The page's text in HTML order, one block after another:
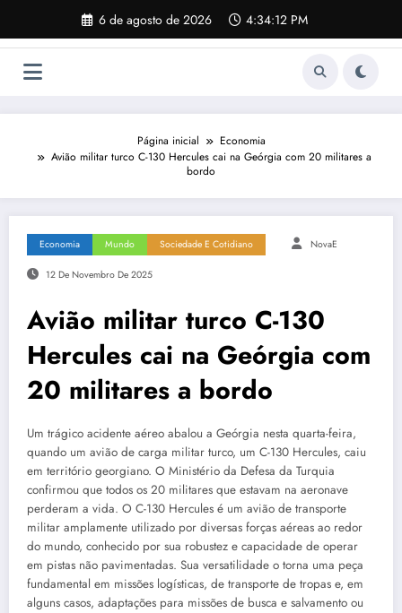
o
6 de agosto de 2026 4:34:13 PM
Página inicial
Economia
Avião militar turco C-130 Hercules cai na Geórgia com 20 militares a
bordo
Economia Mundo Sociedade E Cotidiano NovaE
12 De Novembro De 2025
Avião militar turco C-130
Hercules cai na Geórgia com
20 militares a bordo
Um trágico acidente aéreo abalou a Geórgia nesta quarta-feira,
quando um avião de carga militar turco, um C-130 Hercules, caiu
em território georgiano. O Ministério da Defesa da Turquia
confirmou que todos os 20 militares que estavam na aeronave
perderam a vida. O C-130 Hercules é um avião de transporte
militar amplamente utilizado por diversas forças aéreas ao redor
do mundo, conhecido por sua robustez e capacidade de operar
em pistas não pavimentadas. Sua versatilidade o torna uma peça
fundamental em missões logísticas, de transporte de tropas e, em
alguns casos, adaptações para missões de busca e salvamento ou